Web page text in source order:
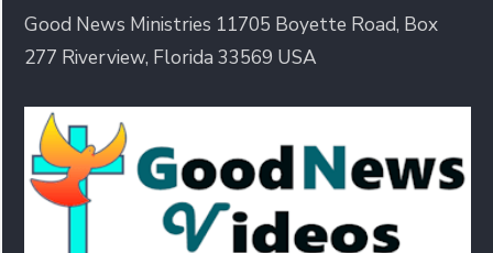
Good News Ministries 11705 Boyette Road, Box
277 Riverview, Florida 33569 USA